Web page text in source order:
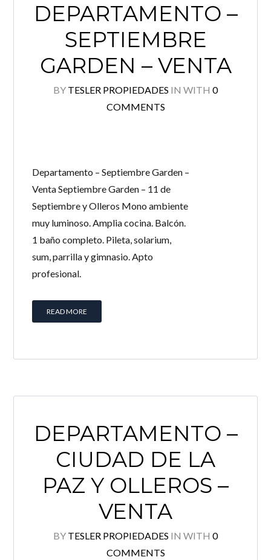
DEPARTAMENTO –
SEPTIEMBRE
GARDEN – VENTA
BY TESLER PROPIEDADES IN WITH 0
COMMENTS
Departamento – Septiembre Garden –
Venta Septiembre Garden – 11 de
Septiembre y Olleros Mono ambiente
muy luminoso. Amplia cocina. Balcón.
1 baño completo. Pileta, solarium,
sum, parrilla y gimnasio. Apto
profesional.
READ MORE
DEPARTAMENTO –
CIUDAD DE LA
PAZ Y OLLEROS –
VENTA
BY TESLER PROPIEDADES IN WITH 0
COMMENTS